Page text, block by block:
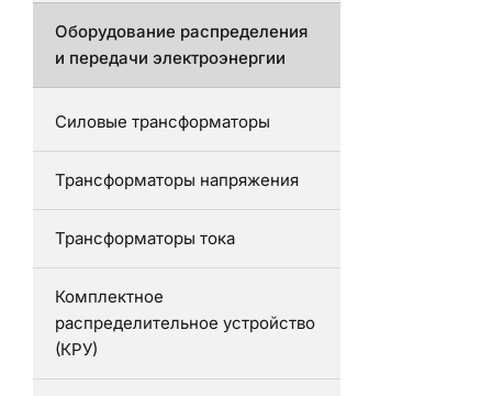
Оборудование распределения
и передачи электроэнергии
Силовые трансформаторы
Трансформаторы напряжения
Трансформаторы тока
Комплектное
распределительное устройство
(КРУ)